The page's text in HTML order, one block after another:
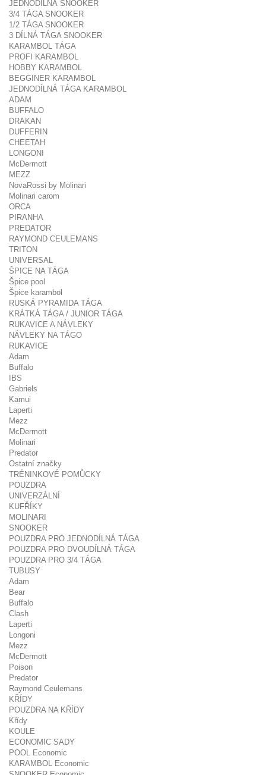
JEDNODÍLNÁ SNOOKER
3/4 TÁGA SNOOKER
1/2 TÁGA SNOOKER
3 DÍLNÁ TÁGA SNOOKER
KARAMBOL TÁGA
PROFI KARAMBOL
HOBBY KARAMBOL
BEGGINER KARAMBOL
JEDNODÍLNÁ TÁGA KARAMBOL
ADAM
BUFFALO
DRAKAN
DUFFERIN
CHEETAH
LONGONI
McDermott
MEZZ
NovaRossi by Molinari
Molinari carom
ORCA
PIRANHA
PREDATOR
RAYMOND CEULEMANS
TRITON
UNIVERSAL
ŠPICE NA TÁGA
Špice pool
Špice karambol
RUSKÁ PYRAMIDA TÁGA
KRÁTKÁ TÁGA / JUNIOR TÁGA
RUKAVICE A NÁVLEKY
NÁVLEKY NA TÁGO
RUKAVICE
Adam
Buffalo
IBS
Gabriels
Kamui
Laperti
Mezz
McDermott
Molinari
Predator
Ostatní značky
TRÉNINKOVÉ POMŮCKY
POUZDRA
UNIVERZÁLNÍ
KUFŘÍKY
MOLINARI
SNOOKER
POUZDRA PRO JEDNODÍLNÁ TÁGA
POUZDRA PRO DVOUDÍLNÁ TÁGA
POUZDRA PRO 3/4 TÁGA
TUBUSY
Adam
Bear
Buffalo
Clash
Laperti
Longoni
Mezz
McDermott
Poison
Predator
Raymond Ceulemans
KŘÍDY
POUZDRA NA KŘÍDY
Křídy
KOULE
ECONOMIC SADY
POOL Economic
KARAMBOL Economic